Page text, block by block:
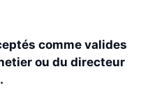
comme valides
ou du directeur